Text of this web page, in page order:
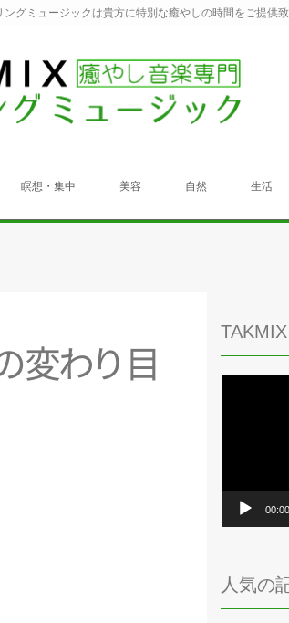
グミュージックは貴方に特別な癒やしの時間をご提供致
瞑想・集中 美容 自然 生活
変わり 目
00:00
人気の